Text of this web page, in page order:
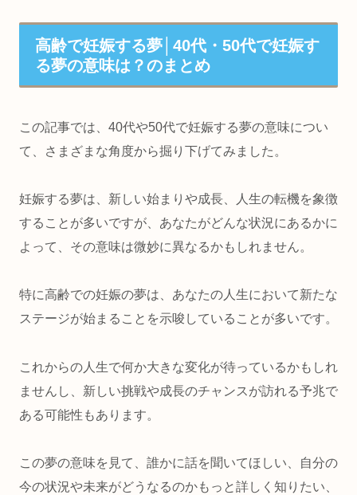
高齢で妊娠する夢│40代・50代で妊娠す
る夢の意味は？のまとめ
この記事では、40代や50代で妊娠する夢の意味につい
て、さまざまな角度から掘り下げてみました。
妊娠する夢は、新しい始まりや成長、人生の転機を象徴
することが多いですが、あなたがどんな状況にあるかに
よって、その意味は微妙に異なるかもしれません。
特に高齢での妊娠の夢は、あなたの人生において新たな
ステージが始まることを示唆している ことが多いです。
これからの 人生で何か大きな変化が待っているかもしれ
ませんし、 新しい挑戦や成長のチャンスが訪れる予兆で
ある可能性もあります。
この夢の意味を見て、 誰かに話を聞いてほしい、自分の
今の状況や未来がどうなるのかもっと詳しく知りたい